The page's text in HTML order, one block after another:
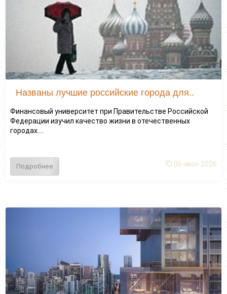
Названы лучшие российские города для..
Финансовый университет при Правительстве Российской
Федерации изучил качество жизни в отечественных
городах....
Подробнее 06-июл-2026